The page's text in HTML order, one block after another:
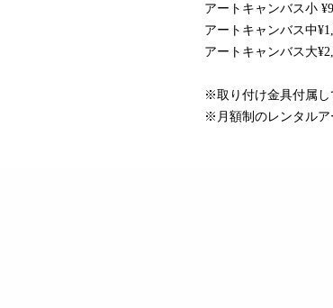
アートキャンバス小
アートキャンバス中
アートキャンバス大
※取り付け金具付属し
※月額制のレンタルア